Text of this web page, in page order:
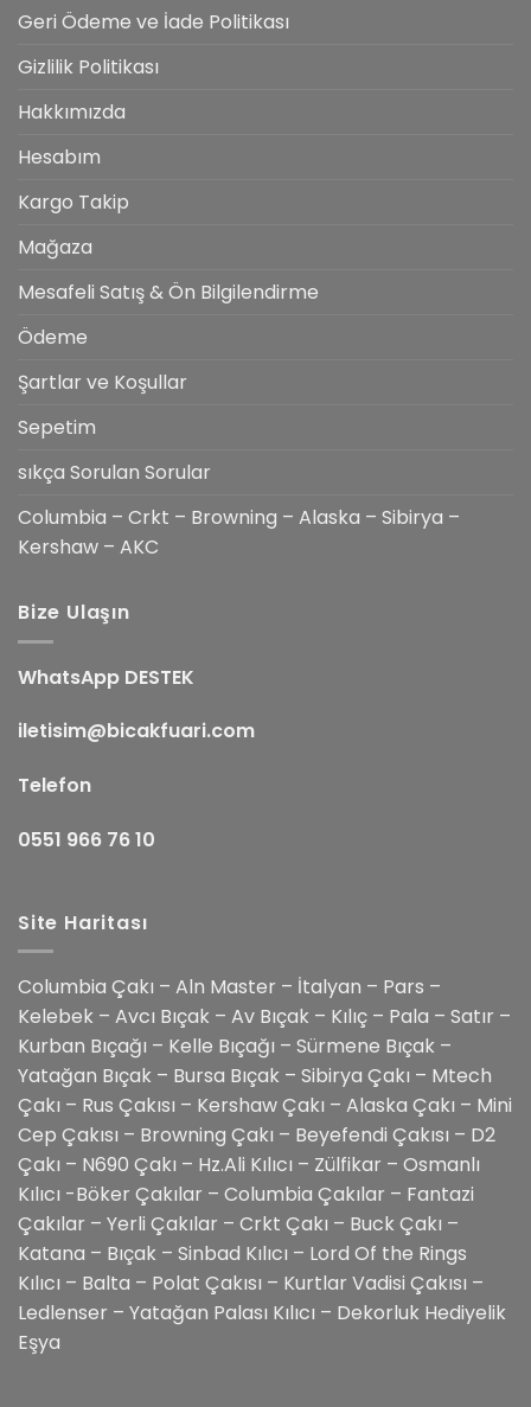
Geri Ödeme ve İade Politikası
Gizlilik Politikası
Hakkımızda
Hesabım
Kargo Takip
Mağaza
Mesafeli Satış & Ön Bilgilendirme
Ödeme
Şartlar ve Koşullar
Sepetim
sıkça Sorulan Sorular
Columbia – Crkt – Browning – Alaska – Sibirya –
Kershaw – AKC
Bize Ulaşın
WhatsApp DESTEK
iletisim@bicakfuari.com
Telefon
0551 966 76 10
Site Haritası
Columbia Çakı – Aln Master – İtalyan – Pars –
Kelebek – Avcı Bıçak – Av Bıçak – Kılıç – Pala – Satır –
Kurban Bıçağı – Kelle Bıçağı – Sürmene Bıçak –
Yatağan Bıçak – Bursa Bıçak – Sibirya Çakı – Mtech
Çakı – Rus Çakısı – Kershaw Çakı – Alaska Çakı – Mini
Cep Çakısı – Browning Çakı – Beyefendi Çakısı – D2
Çakı – N690 Çakı – Hz.Ali Kılıcı – Zülfikar – Osmanlı
Kılıcı -Böker Çakılar – Columbia Çakılar – Fantazi
Çakılar – Yerli Çakılar – Crkt Çakı – Buck Çakı –
Katana – Bıçak – Sinbad Kılıcı – Lord Of the Rings
Kılıcı – Balta – Polat Çakısı – Kurtlar Vadisi Çakısı –
Ledlenser – Yatağan Palası Kılıcı – Dekorluk Hediyelik
Eşya